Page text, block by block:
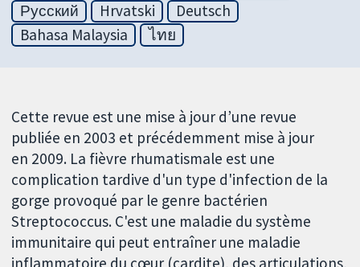
Русский
Hrvatski
Deutsch
Bahasa Malaysia
ไทย
Cette revue est une mise à jour d’une revue
publiée en 2003 et précédemment mise à jour
en 2009. La fièvre rhumatismale est une
complication tardive d'un type d'infection de la
gorge provoqué par le genre bactérien
Streptococcus. C'est une maladie du système
immunitaire qui peut entraîner une maladie
inflammatoire du cœur (cardite), des articulations,